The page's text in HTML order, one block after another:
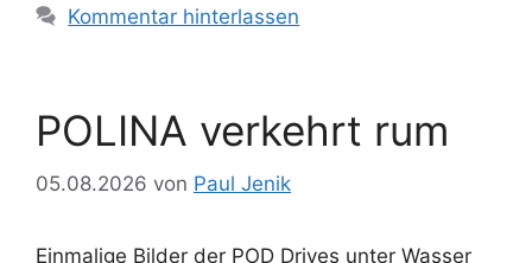
Kommentar hinterlassen
POLINA verkehrt rum
05.08.2026 von Paul Jenik
Einmalige Bilder der POD Drives unter Wasser